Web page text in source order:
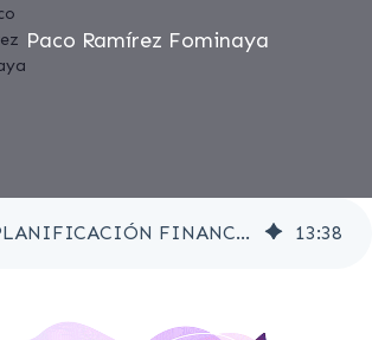
Paco Ramírez Fominaya
IA PARA PLANIFICACIÓN FINANCIERA: CÓMO MEJORAR LA TOMA DE DECISIONES FINANCIERAS 13:38